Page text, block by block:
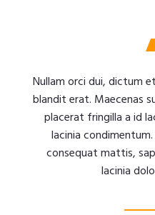
Nullam orci dui, dictum
blandit erat. Maecenas
placerat fringilla a id
lacinia
consequat mattis,
lacinia